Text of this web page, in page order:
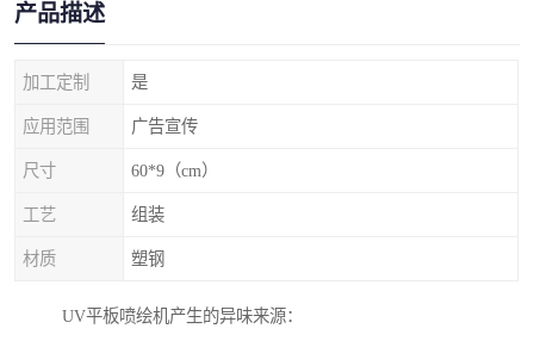
产品描述
加工定制 是
应用范围 广告宣传
尺寸 60*9（cm）
工艺 组装
材质 塑钢
UV平板喷绘机产生的异味来源：